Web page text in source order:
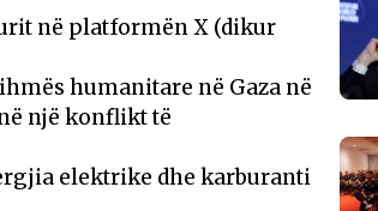
në platformën X (dikur
humanitare në Gaza në
një konflikt të
elektrike dhe karburanti